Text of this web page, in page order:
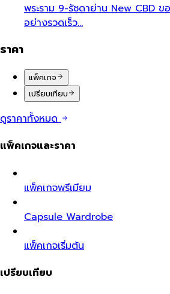
พระราม 9-รัชดาย่าน New CBD ข
อย่างรวดเร็ว…
ราคา
แพ็คเกจ
เปรียบเทียบ
ดูราคาทั้งหมด
แพ็คเกจและราคา
แพ็คเกจพรีเมียม
Capsule Wardrobe
แพ็คเกจเริ่มต้น
เปรียบเทียบ